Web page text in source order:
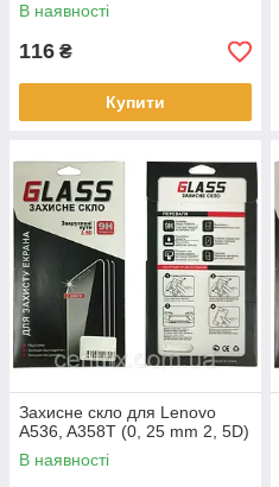
В наявності
116 ₴
Купити
Захисне скло для Lenovo
A536, A358T (0, 25 mm 2, 5D)
В наявності